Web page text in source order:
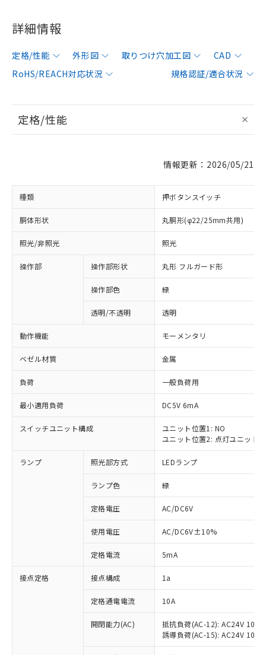
詳細情報
定格/性能 外形図 取りつけ穴加工図
CAD
RoHS/REACH対応状況
規格認証/適合状況
定格/性能
情報更新：2026/05/21
種類 押ボタンスイッチ
胴体形状 丸胴形(φ22/25mm共用)
照光/非照光 照光
操作部 操作部形状 丸形 フルガード形
操作部色 緑
透明/不透明 透明
動作機能 モーメンタリ
ベゼル材質 金属
負荷 一般負荷用
最小適用負荷 DC5V 6mA
スイッチユニット構成
ユニット位置1: NO
ユニット位置2: 点灯ユニット
ランプ 照光部方式 LEDランプ
ランプ色 緑
定格電圧 AC/DC6V
使用電圧 AC/DC6V±10%
定格電流 5mA
接点定格 接点構成 1a
定格通電電流 10A
開閉能力(AC)
抵抗負荷(AC-12): AC24V 10A/
誘導負荷(AC-15): AC24V
以下の条件をお読みいただき、同意のうえ
本サービスは、当社制御機器事業取扱
商品の当社在庫状況および標準価格
(税抜)を提供させていただくもので
当社制御機器事業取扱商品の中には、
本サービスの対象外となる商品もある
非含有に対応した製品が提供可能な商品で
対応予定：EU RoHS指令（10物質）の非含
有に対応した製品に切り替える予定のある
対応予定なし：EU RoHS指令（10物質）の
非含有に非対応の商品で、対応品を出す予
調査・確認中：EU RoHS指令（10物質）の
非含有の対応状況を調査中または確認中の
非該当品：ライセンス料など無形物で、有
害物質有無と関係のない商品です。
仕入先様の事情により、非含有部品として
「○」：最大均質材料含有率が中国RoHSの
基準値以下であることを示します。
「×」：最大均質材料含有率が中国RoHSの